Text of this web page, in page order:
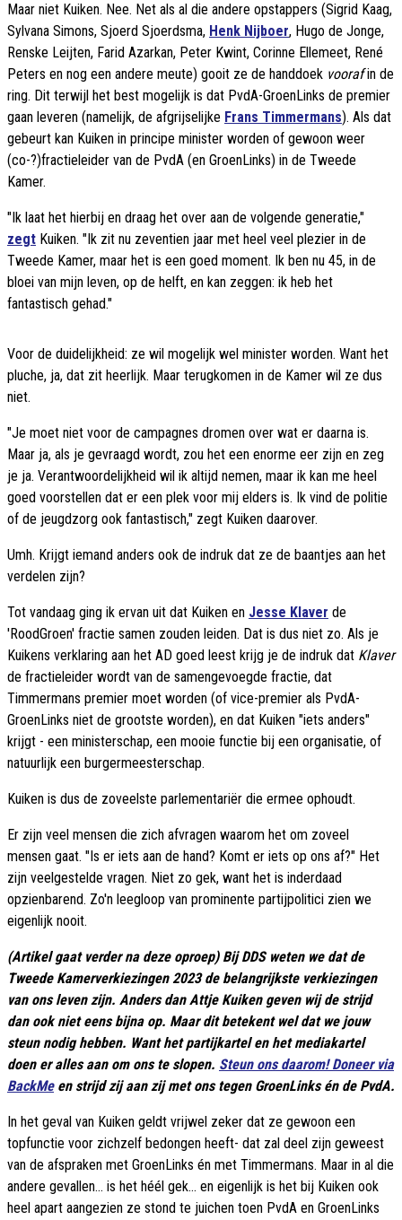
Maar niet Kuiken. Nee. Net als al die andere opstappers (Sigrid Kaag,
Sylvana Simons, Sjoerd Sjoerdsma, Henk Nijboer, Hugo de Jonge,
Renske Leijten, Farid Azarkan, Peter Kwint, Corinne Ellemeet, René
Peters en nog een andere meute) gooit ze de handdoek voorafin de
ring. Dit terwijl het best mogelijk is dat PvdA-GroenLinks de premier
gaan leveren (namelijk, de afgrijselijke Frans Timmermans). Als dat
gebeurt kan Kuiken in principe minister worden of gewoon weer
(co-?)fractieleider van de PvdA (en GroenLinks) in de Tweede
Kamer.
"Ik laat het hierbij en draag het over aan de volgende generatie,"
zegt Kuiken. "Ik zit nu zeventien jaar met heel veel plezier in de
Tweede Kamer, maar het is een goed moment. Ik ben nu 45, in de
bloei van mijn leven, op de helft, en kan zeggen: ik heb het
fantastisch gehad."
Voor de duidelijkheid: ze wil mogelijk wel minister worden. Want het
pluche, ja, dat zit heerlijk. Maar terugkomen in de Kamer wil ze dus
niet.
"Je moet niet voor de campagnes dromen over wat er daarna is.
Maar ja, als je gevraagd wordt, zou het een enorme eer zijn en zeg
je ja. Verantwoordelijkheid wil ik altijd nemen, maar ik kan me heel
goed voorstellen dat er een plek voor mij elders is. Ik vind de politie
of de jeugdzorg ook fantastisch," zegt Kuiken daarover.
Umh. Krijgt iemand anders ook de indruk dat ze de baantjes aan het
verdelen zijn?
Tot vandaag ging ik ervan uit dat Kuiken en Jesse Klaver de
'RoodGroen' fractie samen zouden leiden. Dat is dus niet zo. Als je
Kuikens verklaring aan het AD goed leest krijg je de indruk dat Klaver
de fractieleider wordt van de samengevoegde fractie, dat
Timmermans premier moet worden (of vice-premier als PvdA-
GroenLinks niet de grootste worden), en dat Kuiken "iets anders"
krijgt - een ministerschap, een mooie functie bij een organisatie, of
natuurlijk een burgermeesterschap.
Kuiken is dus de zoveelste parlementariër die ermee ophoudt.
Er zijn veel mensen die zich afvragen waarom het om zoveel
mensen gaat. "Is er iets aan de hand? Komt er iets op ons af?" Het
zijn veelgestelde vragen. Niet zo gek, want het is inderdaad
opzienbarend. Zo'n leegloop van prominente partijpolitici zien we
eigenlijk nooit.
(Artikel gaat verder na deze oproep) Bij DDS weten we dat de
Tweede Kamerverkiezingen 2023 de belangrijkste verkiezingen
van ons leven zijn. Anders dan Attje Kuiken geven wij de strijd
dan ook niet eens bijna op. Maar dit betekent wel dat we jouw
steun nodig hebben. Want het partijkartel en het mediakartel
doen er alles aan om ons te slopen. Steun ons daarom! Doneer via
BackMeen strijd zij aan zij met ons tegen GroenLinks én de PvdA.
In het geval van Kuiken geldt vrijwel zeker dat ze gewoon een
topfunctie voor zichzelf bedongen heeft- dat zal deel zijn geweest
van de afspraken met GroenLinks én met Timmermans. Maar in al die
andere gevallen... is het héél gek... en eigenlijk is het bij Kuiken ook
heel apart aangezien ze stond te juichen toen PvdA en GroenLinks